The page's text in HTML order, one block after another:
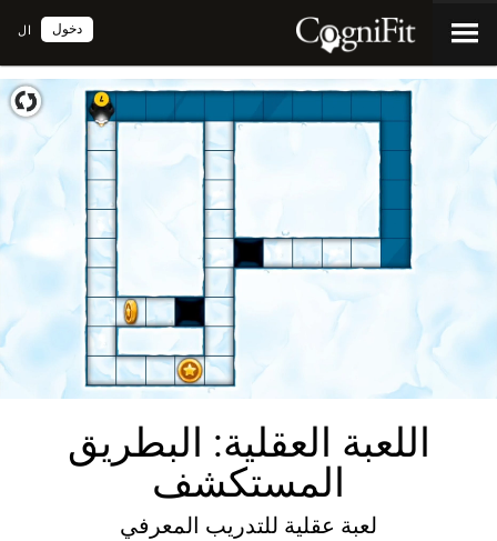
ال دخول
اللعبة العقلية: البطريق
المستكشف
لعبة عقلية للتدريب المعرفي